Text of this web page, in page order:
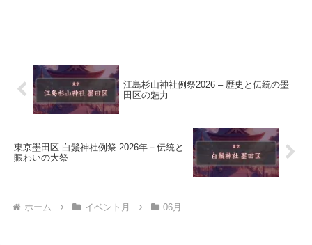
江島杉山神社例祭2026 – 歴史と伝統の墨
田区の魅力
東京墨田区 白鬚神社例祭 2026年－伝統と
賑わいの大祭
ホーム イベント月 06月